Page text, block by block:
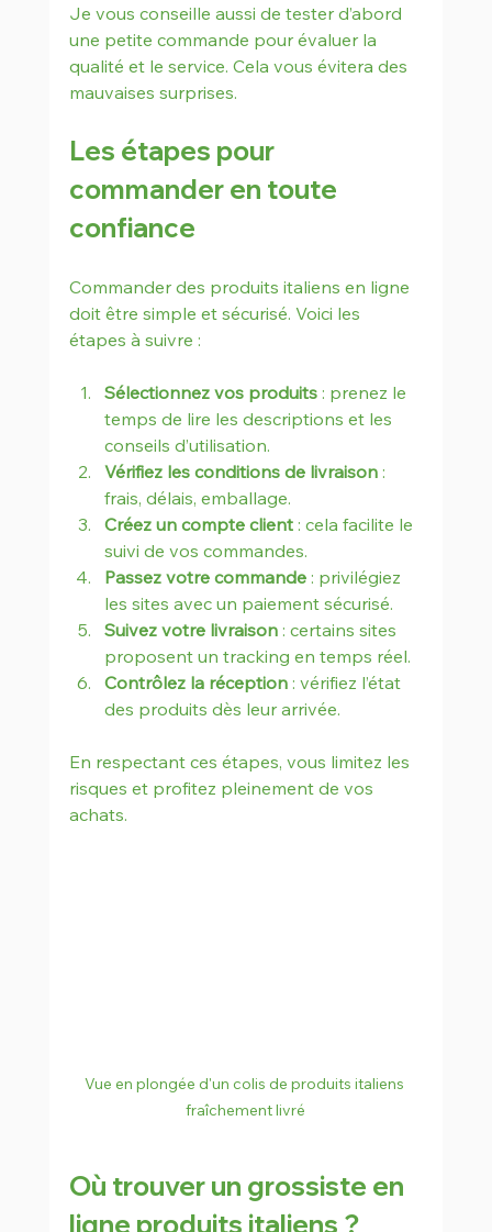
Je vous conseille aussi de tester d’abord
une petite commande pour évaluer la
qualité et le service. Cela vous évitera des
mauvaises surprises.
Les étapes pour
commander en toute
confiance
Commander des produits italiens en ligne
doit être simple et sécurisé. Voici les
étapes à suivre :
Sélectionnez vos produits : prenez le
temps de lire les descriptions et les
conseils d’utilisation.
Vérifiez les conditions de livraison :
frais, délais, emballage.
Créez un compte client : cela facilite le
suivi de vos commandes.
Passez votre commande : privilégiez
les sites avec un paiement sécurisé.
Suivez votre livraison : certains sites
proposent un tracking en temps réel.
Contrôlez la réception : vérifiez l’état
des produits dès leur arrivée.
En respectant ces étapes, vous limitez les
risques et profitez pleinement de vos
achats.
Vue en plongée d'un colis de produits italiens
fraîchement livré
Où trouver un grossiste en
ligne produits italiens ?